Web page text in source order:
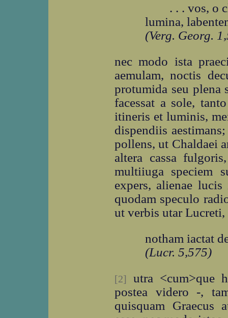
. . . vos, o
lumina,
(Verg. Georg.
nec modo ista
aemulam, noctis
protumida seu
facessat a sole,
itineris et luminis,
dispendiis
pollens, ut Chaldaei
altera cassa
multiiuga speciem
expers, alienae
quodam speculo
ut verbis utar Lucreti,
notham iactat
(Lucr. 5,575)
[2]
utra <cum>que
postea videro -,
quisquam Graecus